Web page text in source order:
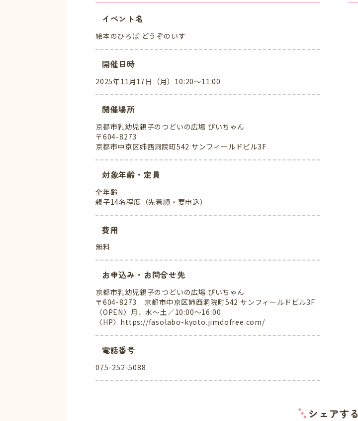
イベント名
絵本のひろば どうぞのいす
開催日時
2025年11月17日（月）10:20～11:00
開催場所
京都市乳幼児親子のつどいの広場 ぴいちゃん
〒604-8273
京都市中京区姉西洞院町542 サンフィールドビル3F
対象年齢・定員
全年齢
親子14名程度（先着順・要申込）
費用
無料
お申込み・お問合せ先
京都市乳幼児親子のつどいの広場 ぴいちゃん
〒604-8273 京都市中京区姉西洞院町542 サンフィールドビル3F
〈OPEN〉月、水〜土／10:00～16:00
〈HP〉https://fasolabo-kyoto.jimdofree.com/
電話番号
075-252-5088
シェアする